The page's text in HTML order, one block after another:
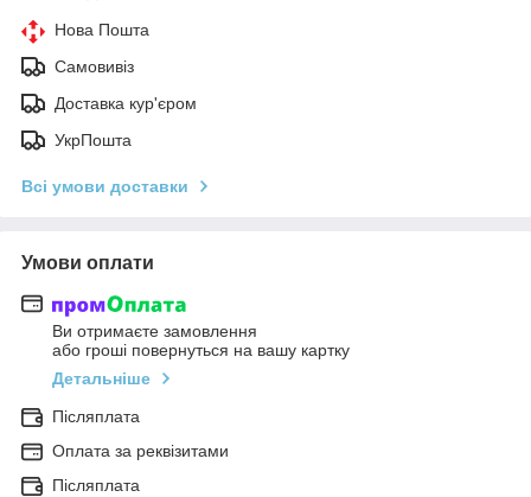
Нова Пошта
Самовивіз
Доставка кур'єром
УкрПошта
Всі умови доставки
Умови оплати
Ви отримаєте замовлення
або гроші повернуться на вашу картку
Детальніше
Післяплата
Оплата за реквізитами
Післяплата